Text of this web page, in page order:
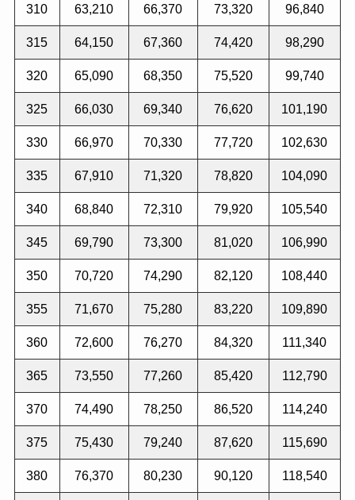
310 63,210 66,370 73,320 96,840
315 64,150 67,360 74,420 98,290
320 65,090 68,350 75,520 99,740
325 66,030 69,340 76,620 101,190
330 66,970 70,330 77,720 102,630
335 67,910 71,320 78,820 104,090
340 68,840 72,310 79,920 105,540
345 69,790 73,300 81,020 106,990
350 70,720 74,290 82,120 108,440
355 71,670 75,280 83,220 109,890
360 72,600 76,270 84,320 111,340
365 73,550 77,260 85,420 112,790
370 74,490 78,250 86,520 114,240
375 75,430 79,240 87,620 115,690
380 76,370 80,230 90,120 118,540